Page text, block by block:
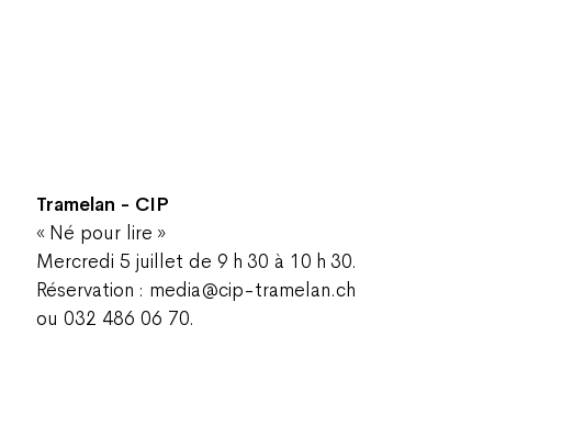
Tramelan - CIP
« Né pour lire »
Mercredi 5 juillet de 9 h 30 à 10 h 30.
Réservation : media@cip-tramelan.ch
ou 032 486 06 70.